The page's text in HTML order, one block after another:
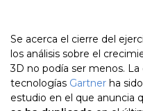
Se acerca el cierre del
los análisis sobre el
3D no podía ser menos.
tecnologías Gartner ha
estudio en el que anuncia